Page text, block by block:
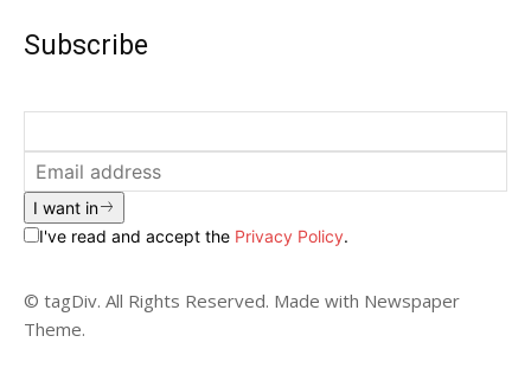
Subscribe
I want in
I've read and accept the Privacy Policy.
© tagDiv. All Rights Reserved. Made with Newspaper
Theme.